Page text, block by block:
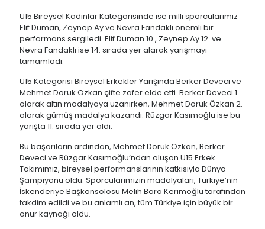
U15 Bireysel Kadınlar Kategorisinde ise milli sporcularımız
Elif Duman, Zeynep Ay ve Nevra Fandaklı önemli bir
performans sergiledi. Elif Duman 10., Zeynep Ay 12. ve
Nevra Fandaklı ise 14. sırada yer alarak yarışmayı
tamamladı.
U15 Kategorisi Bireysel Erkekler Yarışında Berker Deveci ve
Mehmet Doruk Özkan çifte zafer elde etti. Berker Deveci 1.
olarak altın madalyaya uzanırken, Mehmet Doruk Özkan 2.
olarak gümüş madalya kazandı. Rüzgar Kasımoğlu ise bu
yarışta 11. sırada yer aldı.
Bu başarıların ardından, Mehmet Doruk Özkan, Berker
Deveci ve Rüzgar Kasımoğlu’ndan oluşan U15 Erkek
Takımımız, bireysel performanslarının katkısıyla Dünya
Şampiyonu oldu. Sporcularımızın madalyaları, Türkiye’nin
İskenderiye Başkonsolosu Melih Bora Kerimoğlu tarafından
takdim edildi ve bu anlamlı an, tüm Türkiye için büyük bir
onur kaynağı oldu.